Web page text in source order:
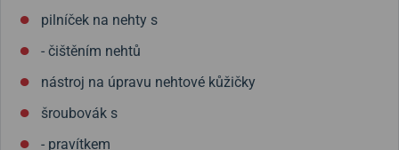
pilníček na nehty s
- čištěním nehtů
nástroj na úpravu nehtové kůžičky
šroubovák s
- pravítkem